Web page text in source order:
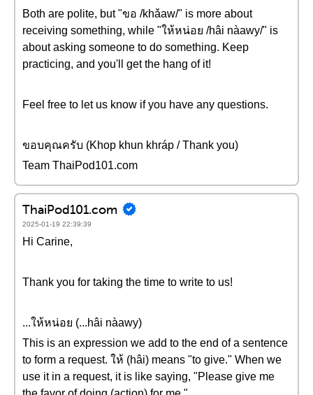
Both are polite, but "ขอ /khǎaw/" is more about
receiving something, while "ให้หน่อย /hâi nàawy/" is
about asking someone to do something. Keep
practicing, and you'll get the hang of it!
Feel free to let us know if you have any questions.
ขอบคุณครับ (Khop khun khráp / Thank you)
Team ThaiPod101.com
ThaiPod101.com
2025-01-19 22:39:39
Hi Carine,
Thank you for taking the time to write to us!
...ให้หน่อย (...hâi nàawy)
This is an expression we add to the end of a sentence
to form a request. ให้ (hâi) means "to give." When we
use it in a request, it is like saying, "Please give me